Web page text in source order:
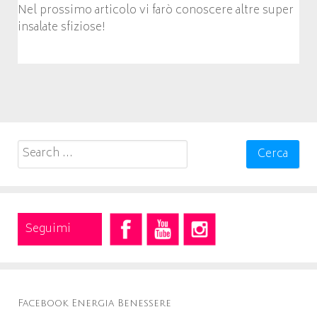
Nel prossimo articolo vi farò conoscere altre super
insalate sfiziose!
Search
for:
Seguimi
Facebook Energia Benessere